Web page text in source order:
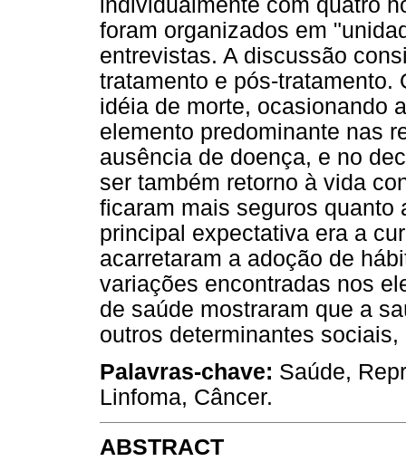
foram organizados em
entrevistas. A discussão
tratamento e pós-
idéia de morte, ocasionando
elemento predominante nas
ausência de doença, e no
ser também retorno à vida
ficaram mais seguros quanto
principal expectativa era a
acarretaram a adoção de
variações encontradas nos
de saúde mostraram que a
outros determinantes
Palavras-chave: Saúde,
Linfoma, Câncer.
ABSTRACT